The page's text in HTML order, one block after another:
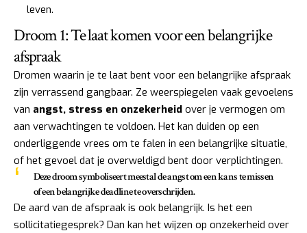
leven.
Droom 1: Te laat komen voor een belangrijke
afspraak
Dromen waarin je te laat bent voor een belangrijke afspraak
zijn verrassend gangbaar. Ze weerspiegelen vaak gevoelens
van angst, stress en onzekerheid over je vermogen om
aan verwachtingen te voldoen. Het kan duiden op een
onderliggende vrees om te falen in een belangrijke situatie,
of het gevoel dat je overweldigd bent door verplichtingen.
Deze droom symboliseert meestal de angst om een kans te missen
of een belangrijke deadline te overschrijden.
De aard van de afspraak is ook belangrijk. Is het een
sollicitatiegesprek? Dan kan het wijzen op onzekerheid over